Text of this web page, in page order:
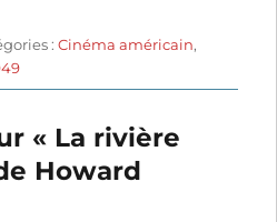
:Cinéma américain,
« La rivière
Howard